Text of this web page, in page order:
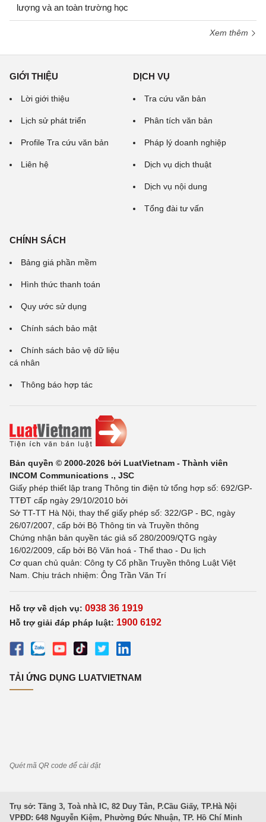
lượng và an toàn trường học
Xem thêm
GIỚI THIỆU
Lời giới thiệu
Lịch sử phát triển
Profile Tra cứu văn bản
Liên hệ
DỊCH VỤ
Tra cứu văn bản
Phân tích văn bản
Pháp lý doanh nghiệp
Dịch vụ dịch thuật
Dịch vụ nội dung
Tổng đài tư vấn
CHÍNH SÁCH
Bảng giá phần mềm
Hình thức thanh toán
Quy ước sử dụng
Chính sách bảo mật
Chính sách bảo vệ dữ liệu
cá nhân
Thông báo hợp tác
Bản quyền © 2000-2026 bởi LuatVietnam - Thành viên
INCOM Communications ., JSC
Giấy phép thiết lập trang Thông tin điện tử tổng hợp số: 692/GP-
TTĐT cấp ngày 29/10/2010 bởi
Sở TT-TT Hà Nội, thay thế giấy phép số: 322/GP - BC, ngày
26/07/2007, cấp bởi Bộ Thông tin và Truyền thông
Chứng nhận bản quyền tác giả số 280/2009/QTG ngày
16/02/2009, cấp bởi Bộ Văn hoá - Thể thao - Du lịch
Cơ quan chủ quản: Công ty Cổ phần Truyền thông Luật Việt
Nam. Chịu trách nhiệm: Ông Trần Văn Trí
Hỗ trợ về dịch vụ: 0938 36 1919
Hỗ trợ giải đáp pháp luật: 1900 6192
TẢI ỨNG DỤNG LUATVIETNAM
Quét mã QR code để cài đặt
Trụ sở: Tầng 3, Toà nhà IC, 82 Duy Tân, P.Cầu Giấy, TP.Hà Nội
VPĐD: 648 Nguyễn Kiệm, Phường Đức Nhuận, TP. Hồ Chí Minh